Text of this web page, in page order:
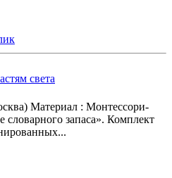
света
Материал : Монтессори-
словарного запаса». Комплект